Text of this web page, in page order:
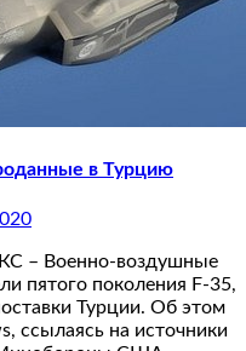
в Турцию
– Военно-воздушные
пятого поколения F-35,
Турции. Об этом
ссылаясь на источники